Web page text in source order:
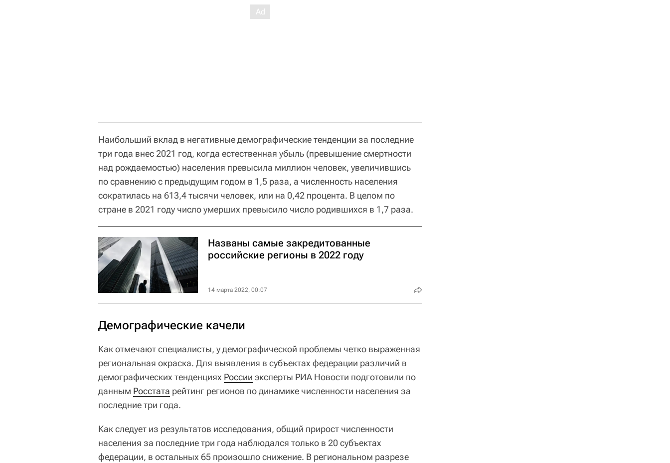
Наибольший вклад в негативные демографические тенденции за последние
три года внес 2021 год, когда естественная убыль (превышение смертности
над рождаемостью) населения превысила миллион человек, увеличившись
по сравнению с предыдущим годом в 1,5 раза, а численность населения
сократилась на 613,4 тысячи человек, или на 0,42 процента. В целом по
стране в 2021 году число умерших превысило число родившихся в 1,7 раза.
Названы самые закредитованные
российские регионы в 2022 году
14 марта 2022, 00:07
Демографические качели
Как отмечают специалисты, у демографической проблемы четко выраженная
региональная окраска. Для выявления в субъектах федерации различий в
демографических тенденциях России эксперты РИА Новости подготовили по
данным Росстата рейтинг регионов по динамике численности населения за
последние три года.
Как следует из результатов исследования, общий прирост численности
населения за последние три года наблюдался только в 20 субъектах
федерации, в остальных 65 произошло снижение. В региональном разрезе